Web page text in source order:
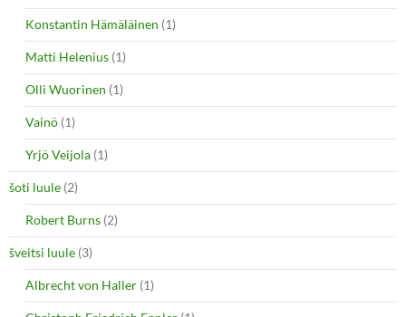
Konstantin Hämäläinen (1)
Matti Helenius (1)
Olli Wuorinen (1)
Vainö (1)
Yrjö Veijola (1)
šoti luule (2)
Robert Burns (2)
šveitsi luule (3)
Albrecht von Haller (1)